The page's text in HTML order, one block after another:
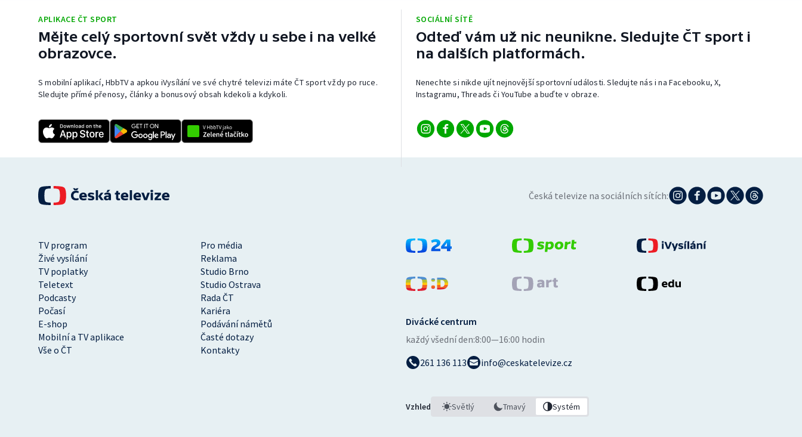
APLIKACE ČT SPORT
Mějte celý sportovní svět vždy u sebe i na velké
obrazovce.
S mobilní aplikací, HbbTV a apkou iVysílání ve své chytré televizi máte ČT sport vždy po ruce.
Sledujte přímé přenosy, články a bonusový obsah kdekoli a kdykoli.
SOCIÁLNÍ SÍTĚ
Odteď vám už nic neunikne. Sledujte ČT sport i
na dalších platformách.
Nenechte si nikde ujít nejnovější sportovní události. Sledujte nás i na Facebooku, X,
Instagramu, Threads či YouTube a buďte v obraze.
Česká televize na sociálních sítích:
TV program
Pro média
Živé vysílání
Reklama
TV poplatky
Studio Brno
Teletext
Studio Ostrava
Podcasty
Rada ČT
Počasí
Kariéra
E-shop
Podávání námětů
Mobilní a TV aplikace
Časté dotazy
Vše o ČT
Kontakty
Divácké centrum
každý všední den:8:00—16:00 hodin
261 136 113
info@ceskatelevize.cz
Vzhled Světlý Tmavý Systém